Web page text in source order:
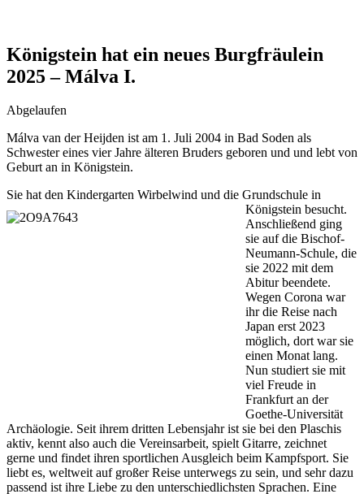
Königstein hat ein neues Burgfräulein
2025 – Málva I.
Abgelaufen
Málva van der Heijden ist am 1. Juli 2004 in Bad Soden als
Schwester eines vier Jahre älteren Bruders geboren und und lebt von
Geburt an in Königstein.
Sie hat den Kindergarten Wirbelwind und die Grundschule in
Königstein besucht.
Anschließend ging
sie auf die Bischof-
Neumann-Schule, die
sie 2022 mit dem
Abitur beendete.
Wegen Corona war
ihr die Reise nach
Japan erst 2023
möglich, dort war sie
einen Monat lang.
Nun studiert sie mit
viel Freude in
Frankfurt an der
Goethe-Universität
Archäologie. Seit ihrem dritten Lebensjahr ist sie bei den Plaschis
aktiv, kennt also auch die Vereinsarbeit, spielt Gitarre, zeichnet
gerne und findet ihren sportlichen Ausgleich beim Kampfsport. Sie
liebt es, weltweit auf großer Reise unterwegs zu sein, und sehr dazu
passend ist ihre Liebe zu den unterschiedlichsten Sprachen. Eine